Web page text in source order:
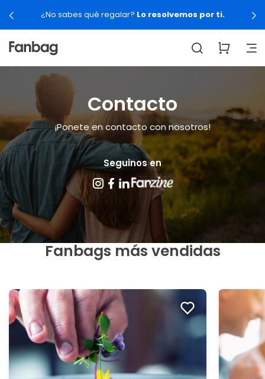
¿No sabes qué regalar? Lo resolvemos por ti.
Contacto
¡Ponete en contacto con nosotros!
Seguinos en
Fanbags más vendidas